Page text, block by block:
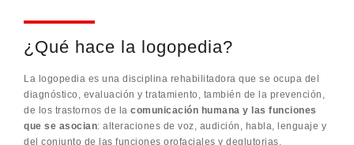
¿Qué hace la logopedia?
La logopedia es una disciplina rehabilitadora que se ocupa del
diagnóstico, evaluación y tratamiento, también de la prevención,
de los trastornos de la comunicación humana y las funciones
que se asocian: alteraciones de voz, audición, habla, lenguaje y
del conjunto de las funciones orofaciales y deglutorias.